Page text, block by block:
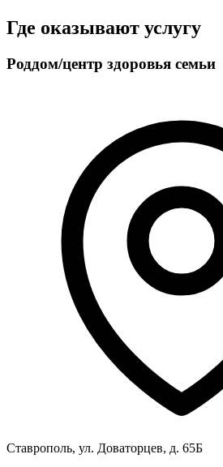
Где оказывают услугу
Роддом/центр здоровья семьи
Ставрополь, ул. Доваторцев, д. 65Б